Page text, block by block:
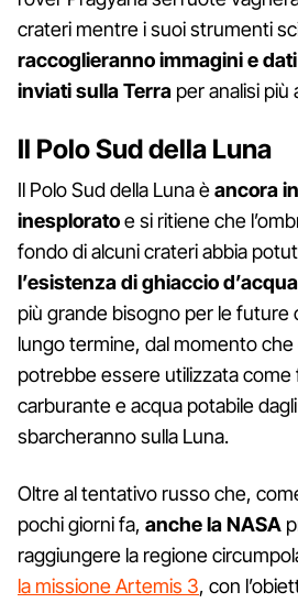
crateri mentre i suoi strumenti
raccoglieranno immagini e
inviati sulla Terra per analisi
Il Polo Sud della Luna
Il Polo Sud della Luna èancora
inesploratoe si ritiene che
fondo di alcuni crateri abbia
l’esistenza di ghiaccio d’acqua
più grande bisogno per le future
lungo termine, dal momento
potrebbe essere utilizzata come
carburante e acqua potabile
sbarcheranno sulla Luna.
Oltre al tentativo russo che,
pochi giorni fa, anche la NASA
raggiungere la regione
la missione Artemis 3, con